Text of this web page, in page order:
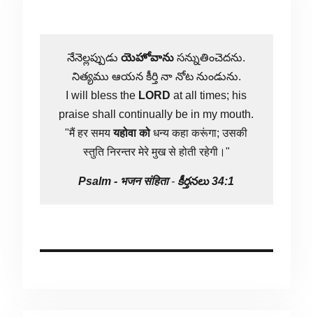
నేనెల్లప్పుడుయెహోవాను సన్నుతించెదను.
నిత్యము ఆయన కీర్తి నా నోట నుండును.
I will bless the LORD at all times; his
praise shall continually be in my mouth.
"मैं हर समययहोवा कोधन्य कहा करूंगा; उसकी
स्तुति निरन्तर मेरे मुख से होती रहेगी।"
Psalm - भजन संहिता- కీర్తనలు 34:1